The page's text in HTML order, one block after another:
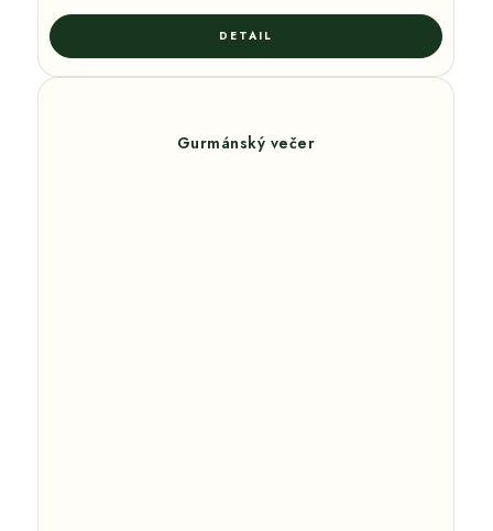
Gurmánský večer